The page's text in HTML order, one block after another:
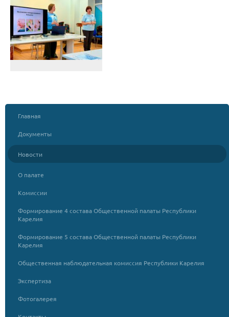
Главная
Документы
Новости
О палате
Комиссии
Формирование 4 состава Общественной палаты Республики
Карелия
Формирование 5 состава Общественной палаты Республики
Карелия
Общественная наблюдательная комиссия Республики Карелия
Экспертиза
Фотогалерея